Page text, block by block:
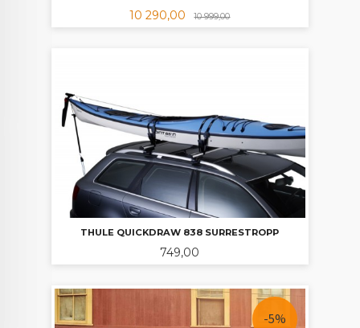
Tilbud
10 290,00 10 999,00Rabatt
THULE QUICKDRAW 838 SURRESTROPP
Pris
749,00
-5%